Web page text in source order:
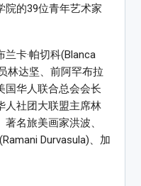
院的39位青年艺术家
卡·帕切科(Blanca
林达坚、前阿罕布拉
国华人联合总会会长
人社团大联盟主席林
名旅美画家洪波、
Durvasula)、加